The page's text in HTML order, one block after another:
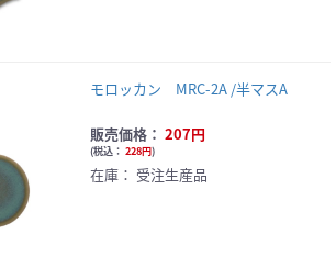
モロッカン MRC-2A /半マスA
販売価格： 207円
(税込： 228円)
在庫： 受注生産品